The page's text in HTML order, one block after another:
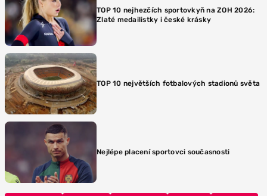
TOP 10 nejhezčích sportovkyň na ZOH 2026:
Zlaté medailistky i české krásky
TOP 10 největších fotbalových stadionů světa
Nejlépe placení sportovci současnosti